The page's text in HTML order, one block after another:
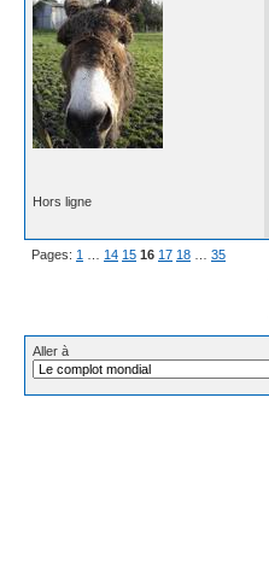
Hors ligne
Pages: 1 14 15 16 17 18 35
Aller à